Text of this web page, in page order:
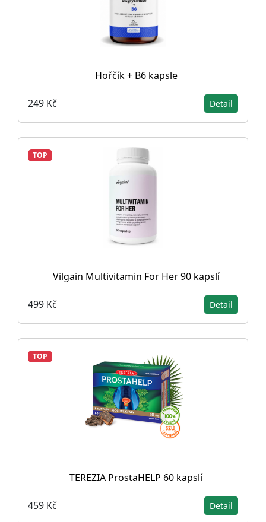
Hořčík + B6 kapsle
249 Kč Detail
TOP
Vilgain Multivitamin For Her 90 kapslí
499 Kč Detail
TOP
TEREZIA ProstaHELP 60 kapslí
459 Kč Detail